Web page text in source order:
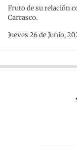
Fruto de su relación
Carrasco.
Jueves 26 de Junio,